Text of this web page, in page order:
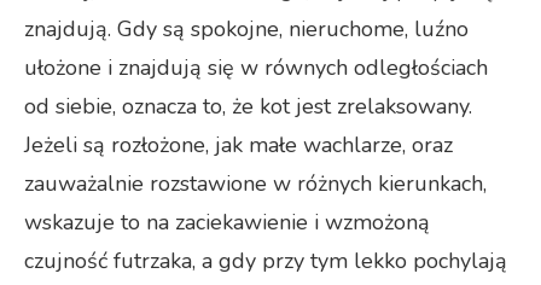
znajdują. Gdy są spokojne, nieruchome, luźno
ułożone i znajdują się w równych odległościach
od siebie, oznacza to, że kot jest zrelaksowany.
Jeżeli są rozłożone, jak małe wachlarze, oraz
zauważalnie rozstawione w różnych kierunkach,
wskazuje to na zaciekawienie i wzmożoną
czujność futrzaka, a gdy przy tym lekko pochylają